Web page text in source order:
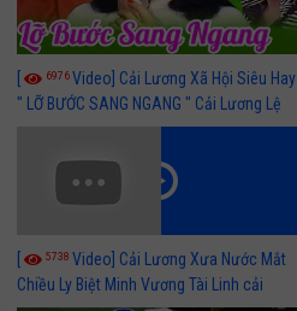
6976Video] Cải Lương Xã Hội Siêu Hay
" LỠ BƯỚC SANG NGANG " Cải Lương Lệ
Thuỷ, Thanh Tuấn, Hồng Nga
5738 Video] Cải Lương Xưa Nước Mắt
Chiều Ly Biệt Minh Vương Tài Linh cải